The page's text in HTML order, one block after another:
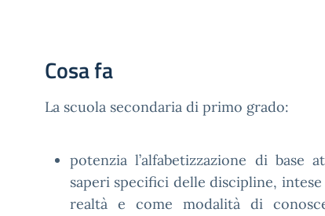
Cosa fa
La scuola secondaria di primo grado:
potenzia l’alfabetizzazione di base
saperi specifici delle discipline,
realtà e come modalità di